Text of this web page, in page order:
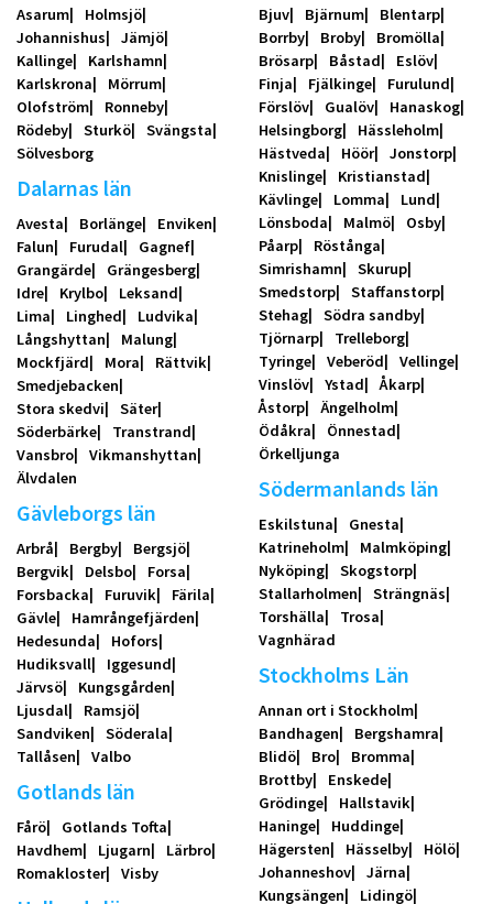
Asarum
Holmsjö
Johannishus
Jämjö
Kallinge
Karlshamn
Karlskrona
Mörrum
Olofström
Ronneby
Rödeby
Sturkö
Svängsta
Sölvesborg
Dalarnas län
Avesta Borlänge
Enviken
Falun
Furudal
Gagnef
Grangärde
Grängesberg
Idre
Krylbo
Leksand
Lima
Linghed
Ludvika
Långshyttan
Malung
Mockfjärd
Mora
Rättvik
Smedjebacken
Stora skedvi
Säter
Söderbärke
Transtrand
Vansbro
Vikmanshyttan
Älvdalen
Gävleborgs län
Arbrå Bergby
Bergsjö
Bergvik
Delsbo
Forsa
Forsbacka
Furuvik
Färila
Gävle
Hamrångefjärden
Hedesunda
Hofors
Hudiksvall
Iggesund
Järvsö
Kungsgården
Ljusdal
Ramsjö
Sandviken
Söderala
Tallåsen
Valbo
Gotlands län
Fårö
Gotlands Tofta
Havdhem
Ljugarn
Lärbro
Romakloster
Visby
Bjuv Bjärnum
Blentarp
Borrby
Broby
Bromölla
Brösarp
Båstad
Eslöv
Finja
Fjälkinge
Furulund
Förslöv
Gualöv
Hanaskog
Helsingborg
Hässleholm
Hästveda
Höör
Jonstorp
Knislinge
Kristianstad
Kävlinge
Lomma
Lund
Lönsboda
Malmö
Osby
Påarp
Röstånga
Simrishamn
Skurup
Smedstorp
Staffanstorp
Stehag
Södra sandby
Tjörnarp
Trelleborg
Tyringe
Veberöd
Vellinge
Vinslöv
Ystad
Åkarp
Åstorp
Ängelholm
Ödåkra
Önnestad
Örkelljunga
Södermanlands län
Eskilstuna
Gnesta
Katrineholm
Malmköping
Nyköping
Skogstorp
Stallarholmen
Strängnäs
Torshälla
Trosa
Vagnhärad
Stockholms Län
Annan ort i Stockholm
Bandhagen
Bergshamra
Blidö
Bro
Bromma
Brottby
Enskede
Grödinge
Hallstavik
Haninge
Huddinge
Hägersten
Hässelby
Hölö
Johanneshov
Järna
Kungsängen
Lidingö